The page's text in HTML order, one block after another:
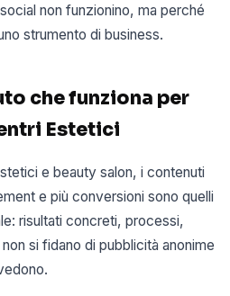
non funzionino, ma perché
strumento di business.
che funziona per
Estetici
e beauty salon, i contenuti
e più conversioni sono quelli
risultati concreti, processi,
si fidano di pubblicità anonime